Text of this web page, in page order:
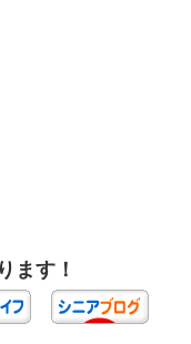
ます！